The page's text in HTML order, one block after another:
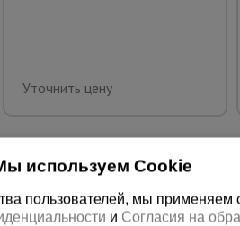
Уточнить цену
используем Cookie
пользователей, мы применяем
и Согласия на